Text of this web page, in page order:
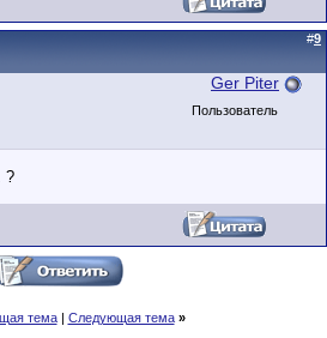
#9
Ger Piter
Пользователь
?
тема| Следующая тема »